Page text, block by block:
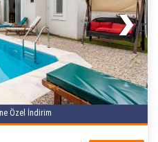
Özel İndirim